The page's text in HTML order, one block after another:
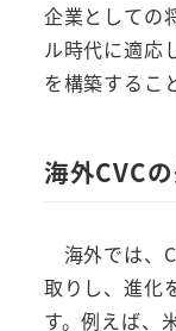
企業としての
ル時代に適応
を構築するこ
海外CVC
海外では、
取りし、進化
す。例えば、